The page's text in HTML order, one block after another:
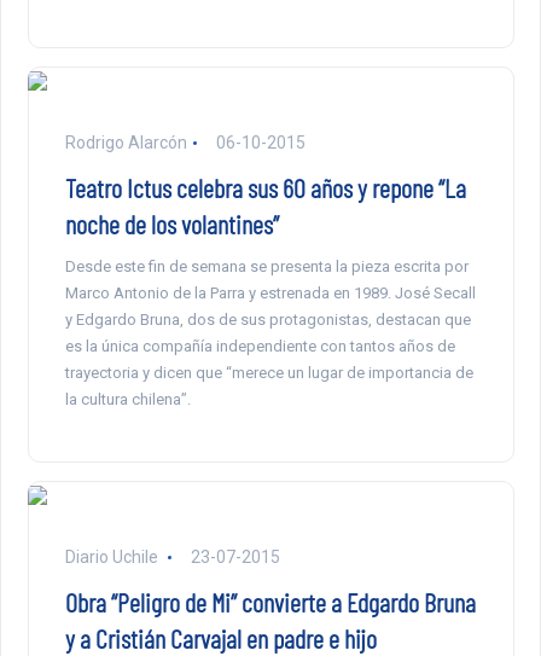
Rodrigo Alarcón 06-10-2015
Teatro Ictus celebra sus 60 años y repone “La
noche de los volantines”
Desde este fin de semana se presenta la pieza escrita por
Marco Antonio de la Parra y estrenada en 1989. José Secall
y Edgardo Bruna, dos de sus protagonistas, destacan que
es la única compañía independiente con tantos años de
trayectoria y dicen que “merece un lugar de importancia de
la cultura chilena”.
Diario Uchile 23-07-2015
Obra “Peligro de Mi” convierte a Edgardo Bruna
y a Cristián Carvajal en padre e hijo